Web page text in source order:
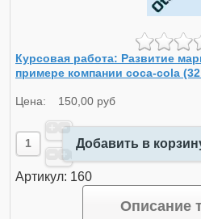
Курсовая работа: Развитие
примере компании coca-cola (32
Цена: 150,00 руб
Добавить в
Артикул: 160
Описание